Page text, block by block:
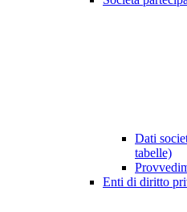
Dati
tabelle)
Enti di diritto